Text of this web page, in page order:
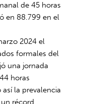
de 45 horas
en 88.799 en el
2024 el
formales del
una jornada
horas
la prevalencia
récord